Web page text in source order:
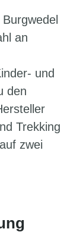
an
und
den
Trekking
zwei